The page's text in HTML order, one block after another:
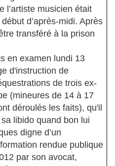
l’artiste musicien était
d’après-midi. Après
transféré à la prison
en examen lundi 13
d'instruction de
de trois ex-
(mineures de 14 à 17
déroulés les faits), qu'il
libido quand bon lui
digne d’un
rendue publique
par son avocat,